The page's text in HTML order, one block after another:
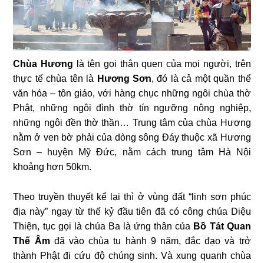
Chùa Hương là tên gọi thân quen của mọi người, trên
thực tế chùa tên là Hương Sơn, đó là cả một quần thể
văn hóa – tôn giáo, với hàng chục những ngôi chùa thờ
Phật, những ngôi đình thờ tín ngưỡng nông nghiệp,
những ngôi đền thờ thần… Trung tâm của chùa Hương
nằm ở ven bờ phải của dòng sông Đáy thuộc xã Hương
Sơn – huyện Mỹ Đức, nằm cách trung tâm Hà Nội
khoảng hơn 50km.
Theo truyền thuyết kể lại thì ở vùng đất “linh sơn phúc
địa này” ngay từ thế kỷ đầu tiên đã có công chúa Diệu
Thiện, tục gọi là chúa Ba là ứng thân của Bồ Tát Quan
Thế Âmđã vào chùa tu hành 9 năm, đắc đạo và trở
thành Phật đi cứu độ chúng sinh. Và xung quanh chùa